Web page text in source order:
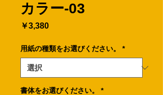
カラー-03
￥3,380価
用紙の種類をお選びください。 *
書体をお選びください。 *